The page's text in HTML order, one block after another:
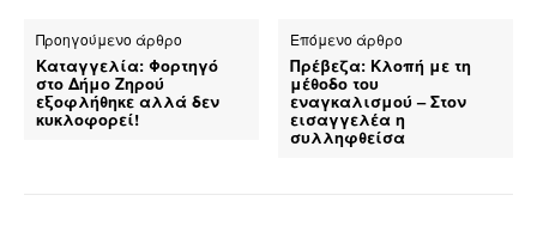
Προηγούμενο άρθρο
Καταγγελία: Φορτηγό
στο Δήμο Ζηρού
εξοφλήθηκε αλλά δεν
κυκλοφορεί!
Επόμενο άρθρο
Πρέβεζα: Κλοπή με τη
μέθοδο του
εναγκαλισμού – Στον
εισαγγελέα η
συλληφθείσα